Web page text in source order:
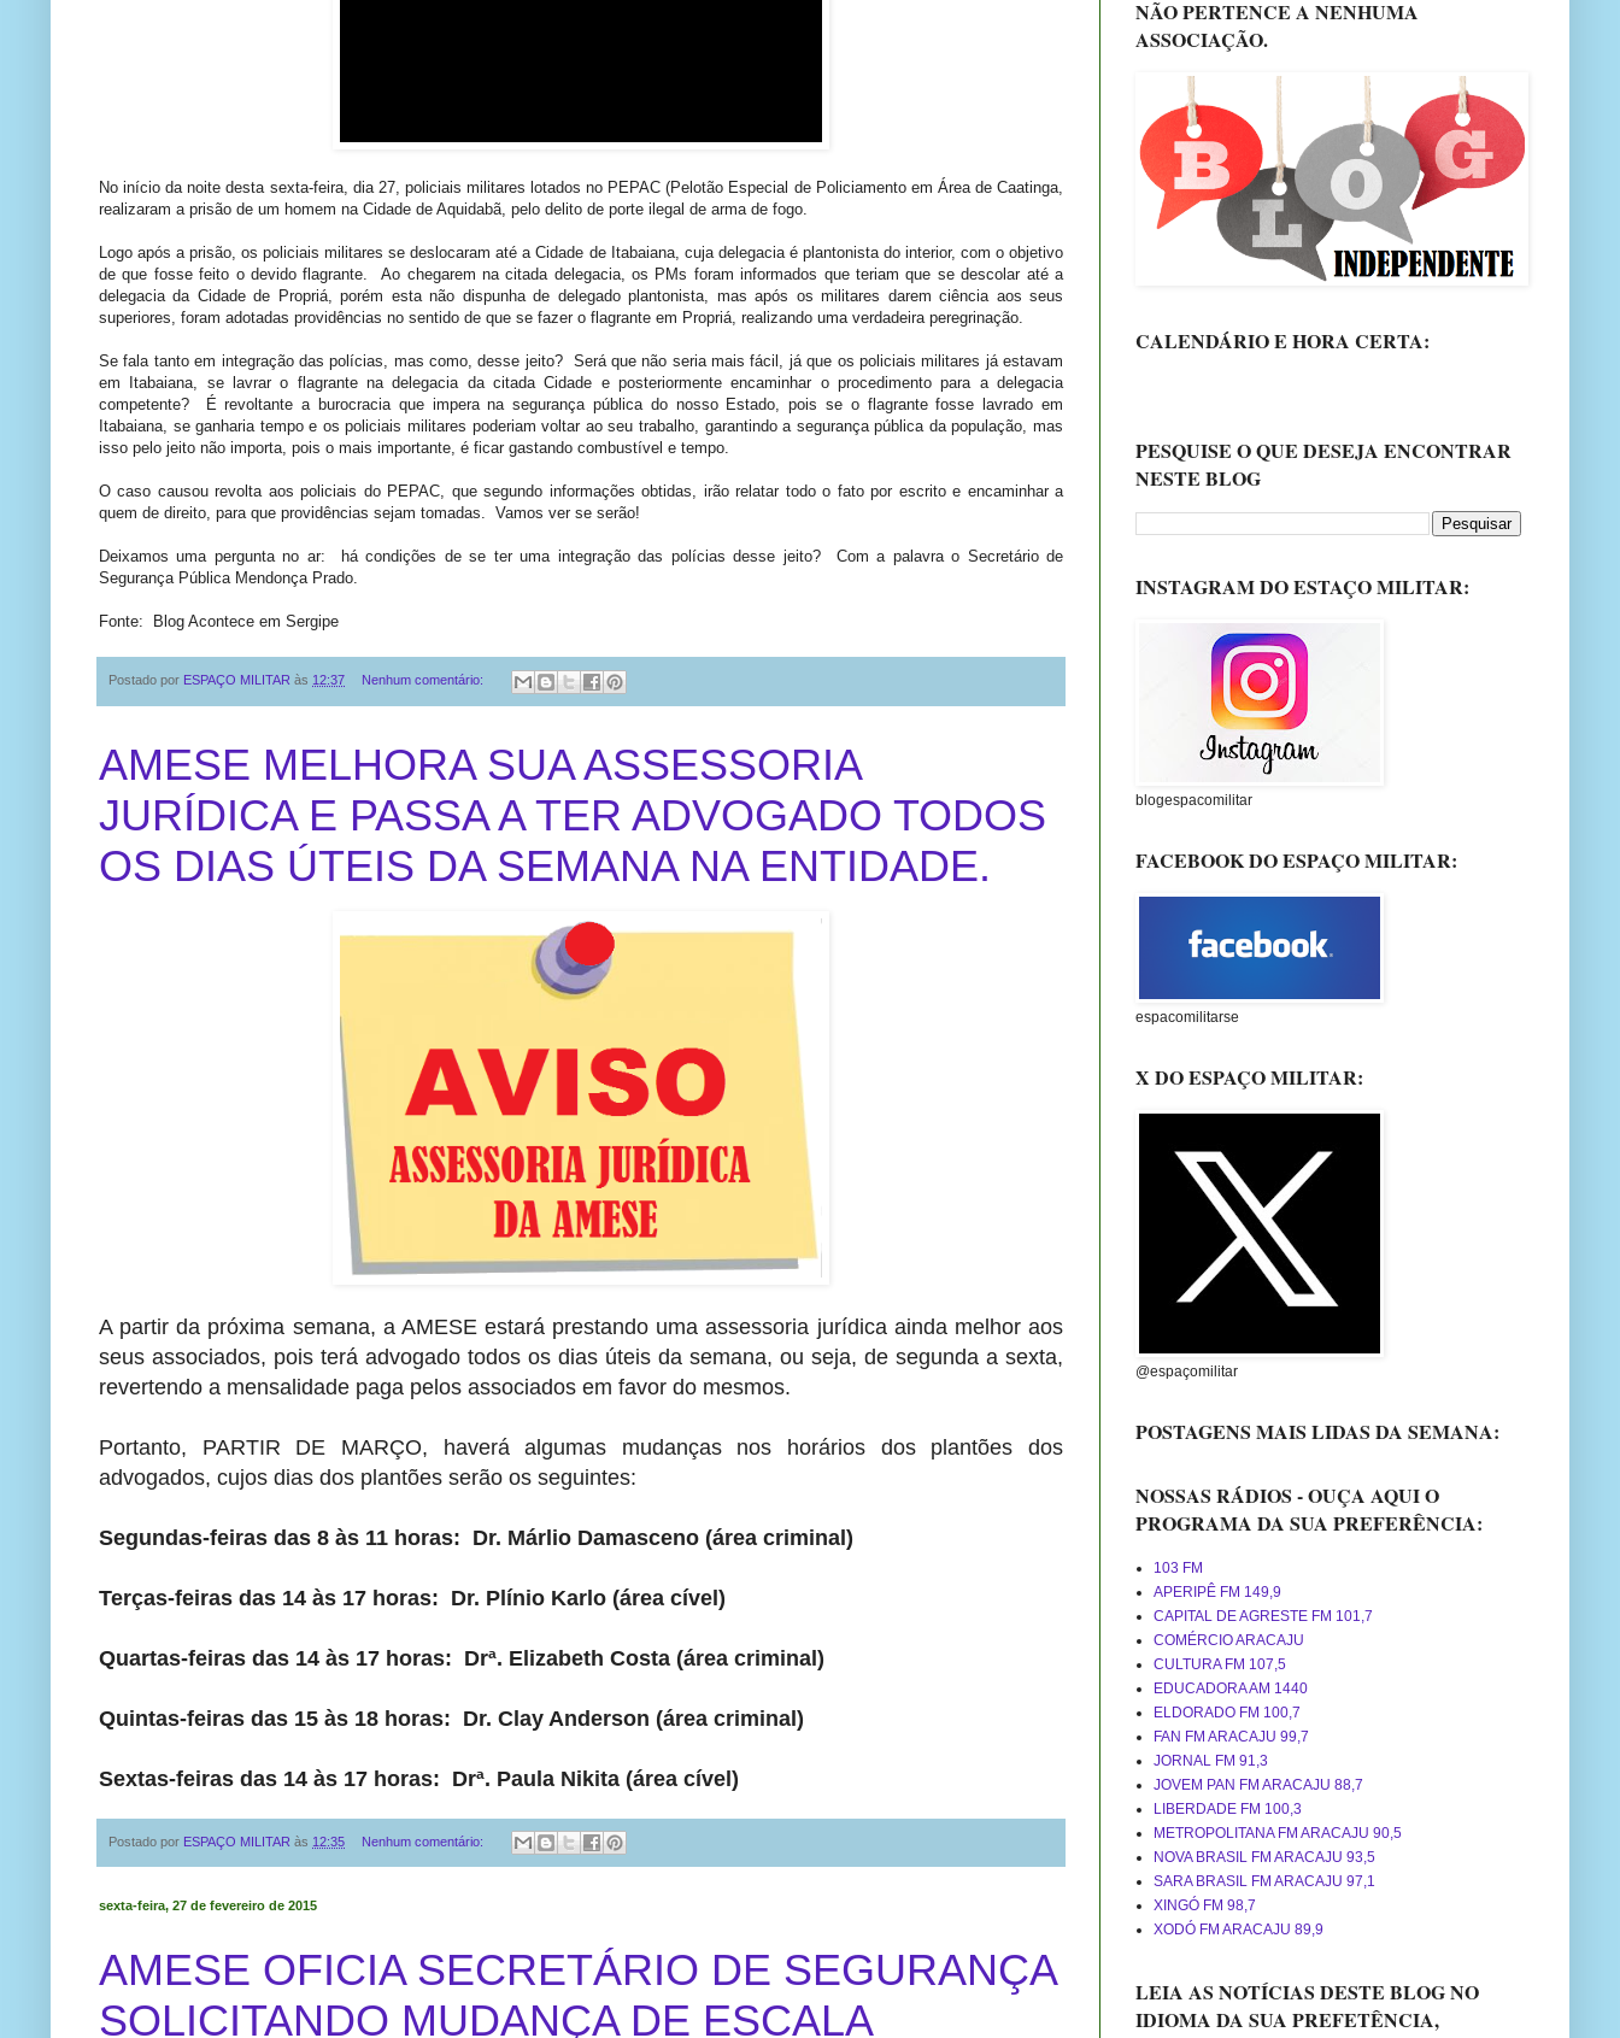
No início da noite desta sexta-feira, dia 27, policiais militares lotados no PEPAC (Pelotão Especial de Policiamento em Área de Caatinga,
realizaram a prisão de um homem na Cidade de Aquidabã, pelo delito de porte ilegal de arma de fogo.
Logo após a prisão, os policiais militares se deslocaram até a Cidade de Itabaiana, cuja delegacia é plantonista do interior, com o objetivo
de que fosse feito o devido flagrante. Ao chegarem na citada delegacia, os PMs foram informados que teriam que se descolar até a
delegacia da Cidade de Propriá, porém esta não dispunha de delegado plantonista, mas após os militares darem ciência aos seus
superiores, foram adotadas providências no sentido de que se fazer o flagrante em Propriá, realizando uma verdadeira peregrinação.
Se fala tanto em integração das polícias, mas como, desse jeito? Será que não seria mais fácil, já que os policiais militares já estavam
em Itabaiana, se lavrar o flagrante na delegacia da citada Cidade e posteriormente encaminhar o procedimento para a delegacia
competente? É revoltante a burocracia que impera na segurança pública do nosso Estado, pois se o flagrante fosse lavrado em
Itabaiana, se ganharia tempo e os policiais militares poderiam voltar ao seu trabalho, garantindo a segurança pública da população, mas
isso pelo jeito não importa, pois o mais importante, é ficar gastando combustível e tempo.
O caso causou revolta aos policiais do PEPAC, que segundo informações obtidas, irão relatar todo o fato por escrito e encaminhar a
quem de direito, para que providências sejam tomadas. Vamos ver se serão!
Deixamos uma pergunta no ar: há condições de se ter uma integração das polícias desse jeito? Com a palavra o Secretário de
Segurança Pública Mendonça Prado.
Fonte: Blog Acontece em Sergipe
Postado por ESPAÇO MILITAR às 12:37 Nenhum comentário:
AMESE MELHORA SUA ASSESSORIA
JURÍDICA E PASSA A TER ADVOGADO TODOS
OS DIAS ÚTEIS DA SEMANA NA ENTIDADE.
A partir da próxima semana, a AMESE estará prestando uma assessoria jurídica ainda melhor aos
seus associados, pois terá advogado todos os dias úteis da semana, ou seja, de segunda a sexta,
revertendo a mensalidade paga pelos associados em favor do mesmos.
Portanto, PARTIR DE MARÇO, haverá algumas mudanças nos horários dos plantões dos
advogados, cujos dias dos plantões serão os seguintes:
Segundas-feiras das 8 às 11 horas: Dr. Márlio Damasceno (área criminal)
Terças-feiras das 14 às 17 horas: Dr. Plínio Karlo (área cível)
Quartas-feiras das 14 às 17 horas: Drª. Elizabeth Costa (área criminal)
Quintas-feiras das 15 às 18 horas: Dr. Clay Anderson (área criminal)
Sextas-feiras das 14 às 17 horas: Drª. Paula Nikita (área cível)
Postado por ESPAÇO MILITAR às 12:35 Nenhum comentário:
sexta-feira, 27 de fevereiro de 2015
AMESE OFICIA SECRETÁRIO DE SEGURANÇA
SOLICITANDO MUDANÇA DE ESCALA
NÃO PERTENCE A NENHUMA
ASSOCIAÇÃO.
CALENDÁRIO E HORA CERTA:
PESQUISE O QUE DESEJA ENCONTRAR
NESTE BLOG
INSTAGRAM DO ESTAÇO MILITAR:
blogespacomilitar
FACEBOOK DO ESPAÇO MILITAR:
espacomilitarse
X DO ESPAÇO MILITAR:
@espaçomilitar
POSTAGENS MAIS LIDAS DA SEMANA:
NOSSAS RÁDIOS - OUÇA AQUI O
PROGRAMA DA SUA PREFERÊNCIA:
103 FM
APERIPÊ FM 149,9
CAPITAL DE AGRESTE FM 101,7
COMÉRCIO ARACAJU
CULTURA FM 107,5
EDUCADORA AM 1440
ELDORADO FM 100,7
FAN FM ARACAJU 99,7
JORNAL FM 91,3
JOVEM PAN FM ARACAJU 88,7
LIBERDADE FM 100,3
METROPOLITANA FM ARACAJU 90,5
NOVA BRASIL FM ARACAJU 93,5
SARA BRASIL FM ARACAJU 97,1
XINGÓ FM 98,7
XODÓ FM ARACAJU 89,9
LEIA AS NOTÍCIAS DESTE BLOG NO
IDIOMA DA SUA PREFETÊNCIA,